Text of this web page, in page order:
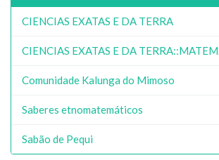
CIENCIAS EXATAS E DA TERRA
CIENCIAS EXATAS E DA TERRA::MATEM...
Comunidade Kalunga do Mimoso
Saberes etnomatemáticos
Sabão de Pequi